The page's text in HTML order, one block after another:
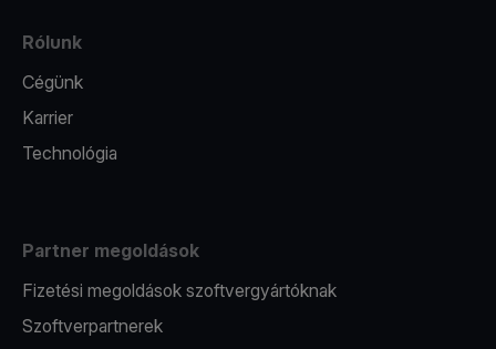
Rólunk
Cégünk
Karrier
Technológia
Partner megoldások
Fizetési megoldások szoftvergyártóknak
Szoftverpartnerek